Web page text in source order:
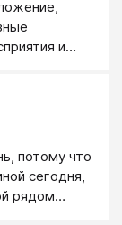
и
потому что
сегодня,
рядом